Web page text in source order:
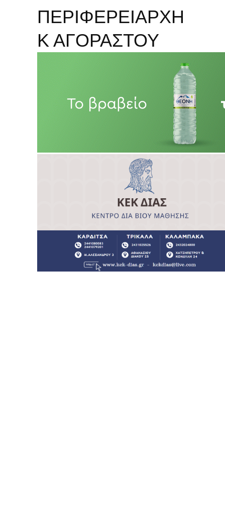
ΠΕΡΙΦΕΡΕΙΑΡΧΗ
Κ ΑΓΟΡΑΣΤΟΥ